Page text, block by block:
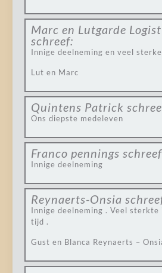
Marc en Lutgarde
schreef:
Innige deelneming en veel sterke
Lut en Marc
Quintens Patrick
Ons diepste medeleven
Franco pennings
Innige deelneming
Reynaerts-Onsia
Innige deelneming . Veel sterkte
tijd .
Gust en Blanca Reynaerts –